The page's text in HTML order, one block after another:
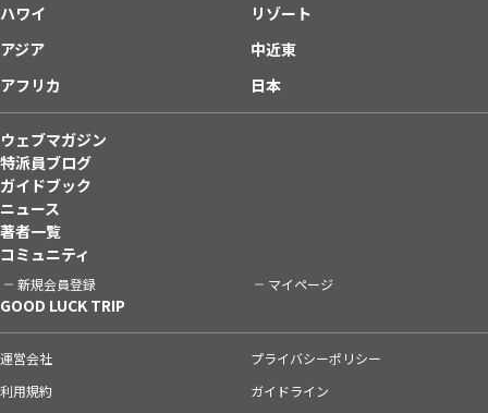
ハワイ
リゾート
アジア
中近東
アフリカ
日本
ウェブマガジン
特派員ブログ
ガイドブック
ニュース
著者一覧
コミュニティ
新規会員登録 マイページ
GOOD LUCK TRIP
運営会社
プライバシーポリシー
利用規約
ガイドライン